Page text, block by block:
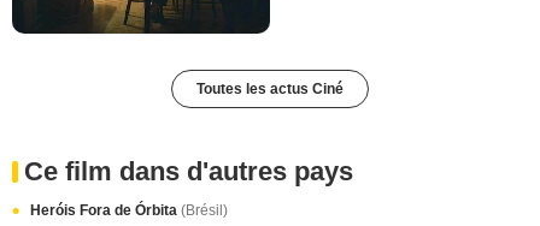
Toutes les actus Ciné
Ce film dans d'autres pays
Heróis Fora de Órbita (Brésil)